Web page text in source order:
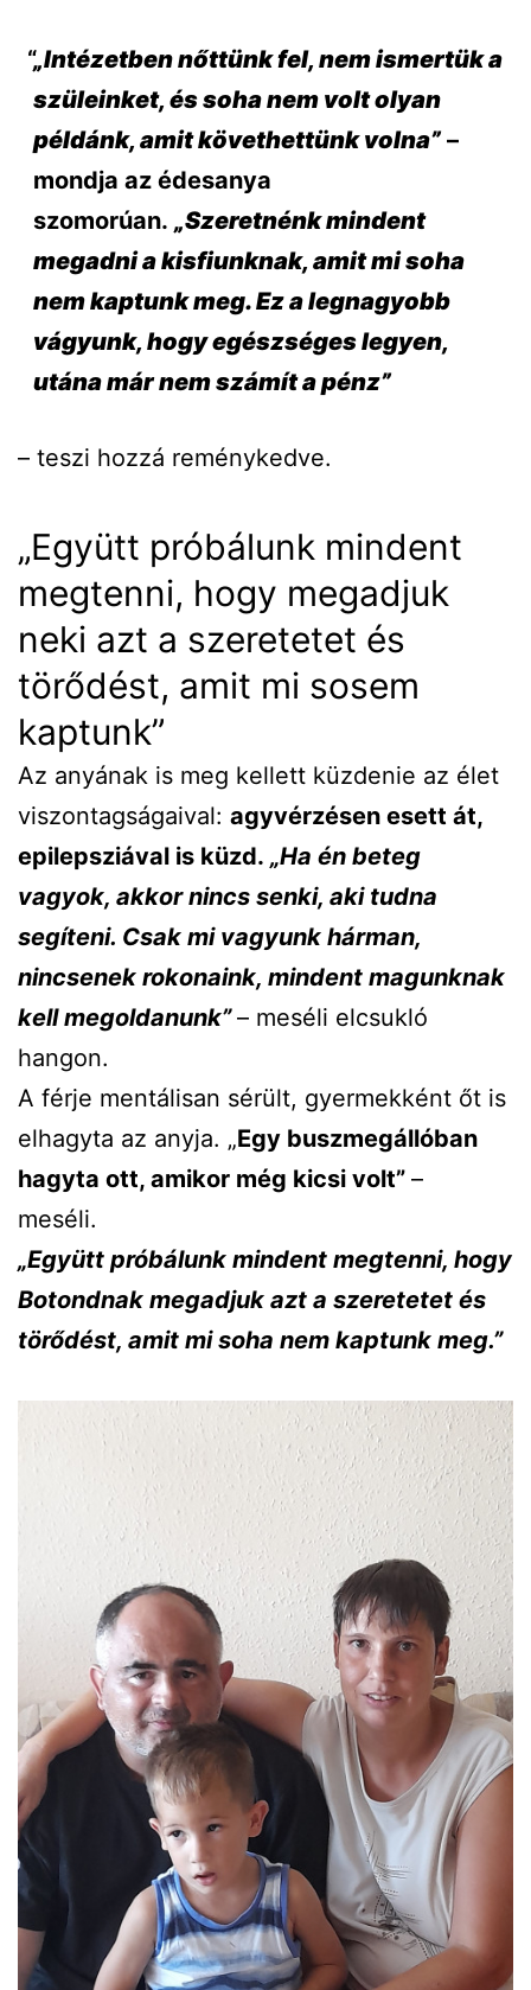
„Intézetben nőttünk fel, nem ismertük a
szüleinket, és soha nem volt olyan
példánk, amit követhettünk volna”–
mondja az édesanya
szomorúan. „Szeretnénk mindent
megadni a kisfiunknak, amit mi soha
nem kaptunk meg. Ez a legnagyobb
vágyunk, hogy egészséges legyen,
utána már nem számít a pénz”
– teszi hozzá reménykedve.
„Együtt próbálunk mindent
megtenni, hogy megadjuk
neki azt a szeretetet és
törődést, amit mi sosem
kaptunk”
Az anyának is meg kellett küzdenie az élet
viszontagságaival: agyvérzésen esett át,
epilepsziával is küzd. „Ha én beteg
vagyok, akkor nincs senki, aki tudna
segíteni. Csak mi vagyunk hárman,
nincsenek rokonaink, mindent magunknak
kell megoldanunk”– meséli elcsukló
hangon.
A férje mentálisan sérült, gyermekként őt is
elhagyta az anyja. „Egy buszmegállóban
hagyta ott, amikor még kicsi volt” –
meséli.
„Együtt próbálunk mindent megtenni, hogy
Botondnak megadjuk azt a szeretetet és
törődést, amit mi soha nem kaptunk meg.”